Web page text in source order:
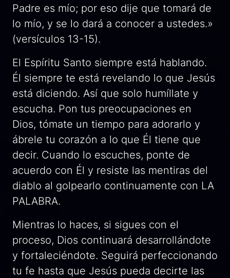
Padre es mío; por eso dije que tomará de
lo mío, y se lo dará a conocer a ustedes.»
(versículos 13-15).
El Espíritu Santo siempre está hablando.
Él siempre te está revelando lo que Jesús
está diciendo. Así que solo humíllate y
escucha. Pon tus preocupaciones en
Dios, tómate un tiempo para adorarlo y
ábrele tu corazón a lo que Él tiene que
decir. Cuando lo escuches, ponte de
acuerdo con Él y resiste las mentiras del
diablo al golpearlo continuamente con LA
PALABRA.
Mientras lo haces, si sigues con el
proceso, Dios continuará desarrollándote
y fortaleciéndote. Seguirá perfeccionando
tu fe hasta que Jesús pueda decirte las